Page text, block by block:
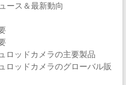
ス＆最新動向
ッドカメラの主要製品
ッドカメラのグローバル販